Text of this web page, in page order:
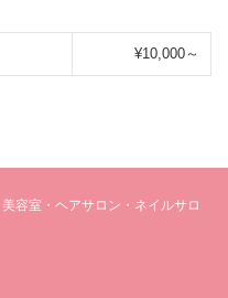
¥10,000～
容室・ヘアサロン・ネイルサロ